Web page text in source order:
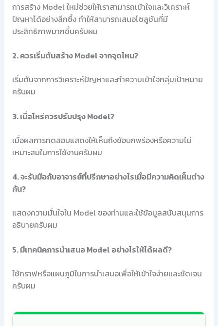
การสร้าง Model ใหม่ช่วยให้เราสามารถเข้าใจและวิเคราะห์
ปัญหาได้อย่างลึกซึ้ง ทำให้สามารถเสนอโซลูชันที่มี
ประสิทธิภาพมากขึ้นครับผม
2. ควรเริ่มต้นสร้าง Model จากจุดไหน?
เริ่มต้นจากการวิเคราะห์ปัญหาและทำความเข้าใจกลุ่มเป้าหมาย
ครับผม
3. เมื่อไหร่ควรปรับปรุง Model?
เมื่อผลการทดสอบแสดงให้เห็นถึงข้อบกพร่องหรือความไม่
เหมาะสมในการใช้งานครับผม
4. จะรับมือกับอาจารย์ที่ปรึกษาอย่างไรเมื่อมีความคิดเห็นต่าง
กัน?
แสดงความมั่นใจใน Model ของท่านและใช้ข้อมูลสนับสนุนการ
อธิบายครับผม
5. มีเทคนิคการนำเสนอ Model อย่างไรให้ได้ผลดี?
ใช้กราฟหรือแผนภูมิในการนำเสนอเพื่อให้เข้าใจง่ายและชัดเจน
ครับผม